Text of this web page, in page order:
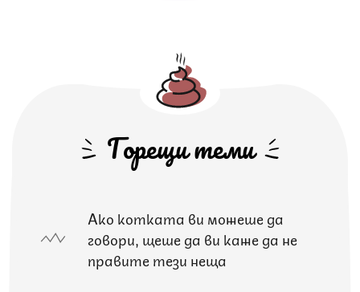
Горещи теми
Ако котката ви можеше да
говори, щеше да ви каже да не
правите тези неща